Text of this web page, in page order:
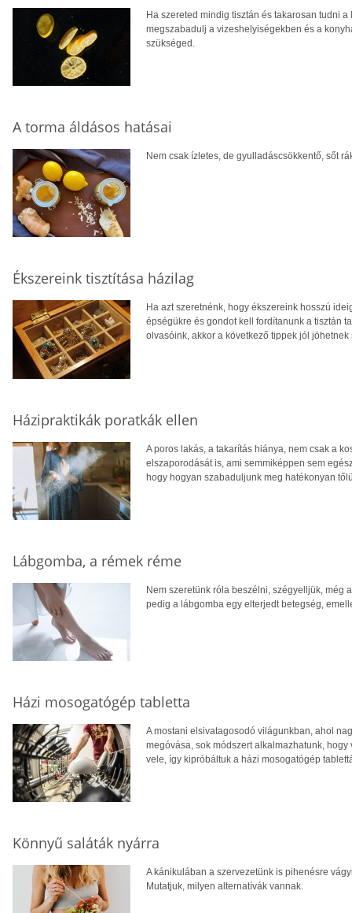
Ha szereted mindig tisztán és takarosan tudni
megszabadulj a vizeshelyiségekben és a
szükséged.
A torma áldásos hatásai
Nem csak ízletes, de gyulladáscsökkentő, sőt
Ékszereink tisztítása házilag
Ha azt szeretnénk, hogy ékszereink hosszú
épségükre és gondot kell fordítanunk a tisztán
olvasóink, akkor a következő tippek jól jöhetnek
Házipraktikák poratkák ellen
A poros lakás, a takarítás hiánya, nem csak a
elszaporodását is, ami semmiképpen sem
hogy hogyan szabaduljunk meg hatékonyan
Lábgomba, a rémek réme
Nem szeretünk róla beszélni, szégyelljük, még
pedig a lábgomba egy elterjedt betegség,
Házi mosogatógép tabletta
A mostani elsivatagosodó világunkban, ahol
megóvása, sok módszert alkalmazhatunk,
vele, így kipróbáltuk a házi mosogatógép
Könnyű saláták nyárra
A kánikulában a szervezetünk is pihenésre
Mutatjuk, milyen alternatívák vannak.